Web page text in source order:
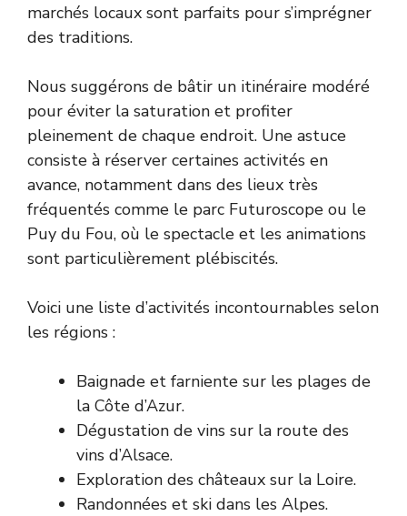
marchés locaux sont parfaits pour s’imprégner
des traditions.
Nous suggérons de bâtir un itinéraire modéré
pour éviter la saturation et profiter
pleinement de chaque endroit. Une astuce
consiste à réserver certaines activités en
avance, notamment dans des lieux très
fréquentés comme le parc Futuroscope ou le
Puy du Fou, où le spectacle et les animations
sont particulièrement plébiscités.
Voici une liste d’activités incontournables selon
les régions :
Baignade et farniente sur les plages de
la Côte d’Azur.
Dégustation de vins sur la route des
vins d’Alsace.
Exploration des châteaux sur la Loire.
Randonnées et ski dans les Alpes.